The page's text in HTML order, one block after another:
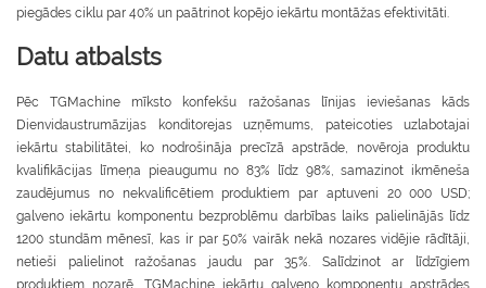
piegādes ciklu par 40% un paātrinot kopējo iekārtu montāžas efektivitāti.
Datu atbalsts
Pēc TGMachine mīksto konfekšu ražošanas līnijas ieviešanas kāds
Dienvidaustrumāzijas konditorejas uzņēmums, pateicoties uzlabotajai
iekārtu stabilitātei, ko nodrošināja precīzā apstrāde, novēroja produktu
kvalifikācijas līmeņa pieaugumu no 83% līdz 98%, samazinot ikmēneša
zaudējumus no nekvalificētiem produktiem par aptuveni 20 000 USD;
galveno iekārtu komponentu bezproblēmu darbības laiks palielinājās līdz
1200 stundām mēnesī, kas ir par 50% vairāk nekā nozares vidējie rādītāji,
netieši palielinot ražošanas jaudu par 35%. Salīdzinot ar līdzīgiem